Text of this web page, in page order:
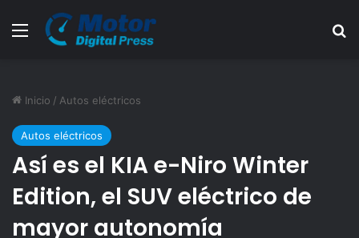
Menú
Inicio / Autos eléctricos
Autos eléctricos
Así es el KIA e-Niro Winter
Edition, el SUV eléctrico de
mayor autonomía